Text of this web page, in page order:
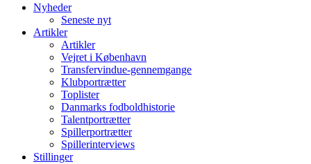
лучшие займы
Nyheder
Seneste nyt
Artikler
Artikler
Vejret i København
Transfervindue-gennemgange
Klubportrætter
Toplister
Danmarks fodboldhistorie
Talentportrætter
Spillerportrætter
Spillerinterviews
Stillinger